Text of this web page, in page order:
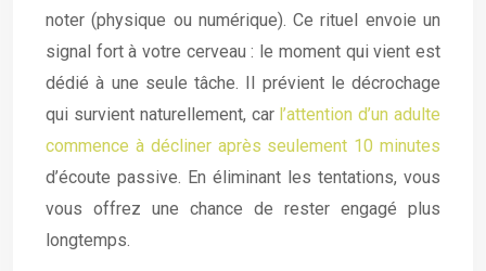
noter (physique ou numérique). Ce rituel envoie un
signal fort à votre cerveau : le moment qui vient est
dédié à une seule tâche. Il prévient le décrochage
qui survient naturellement, car l’attention d’un adulte
commence à décliner après seulement 10 minutes
d’écoute passive. En éliminant les tentations, vous
vous offrez une chance de rester engagé plus
longtemps.